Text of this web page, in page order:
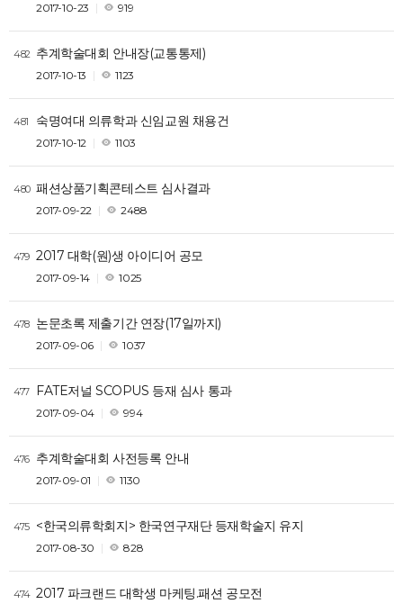
2017-10-23 919
482 추계학술대회 안내장(교통통제)
2017-10-13 1123
481 숙명여대 의류학과 신임교원 채용건
2017-10-12 1103
480 패션상품기획콘테스트 심사결과
2017-09-22 2488
479 2017 대학(원)생 아이디어 공모
2017-09-14 1025
478 논문초록 제출기간 연장(17일까지)
2017-09-06 1037
477 FATE저널 SCOPUS 등재 심사 통과
2017-09-04 994
476 추계학술대회 사전등록 안내
2017-09-01 1130
475 <한국의류학회지> 한국연구재단 등재학술지 유지
2017-08-30 828
474 2017 파크랜드 대학생 마케팅.패션 공모전